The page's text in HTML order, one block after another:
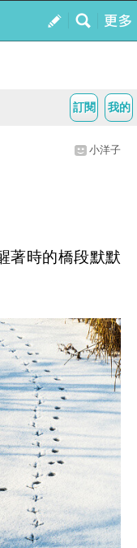
我的
訂閱
小洋子
著時的橋段默默